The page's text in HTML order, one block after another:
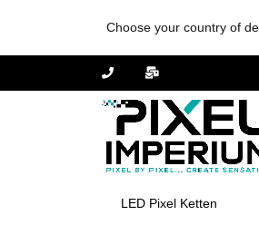
Choose your country of
LED Pixel Ketten